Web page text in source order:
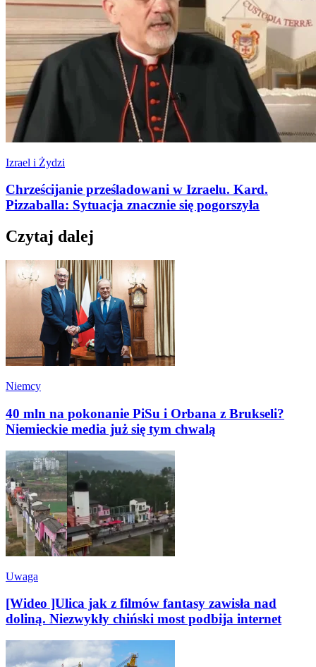
Izrael i Żydzi
Chrześcijanie prześladowani w Izraelu. Kard.
Pizzaballa: Sytuacja znacznie się pogorszyła
Czytaj dalej
Niemcy
40 mln na pokonanie PiSu i Orbana z Brukseli?
Niemieckie media już się tym chwalą
Uwaga
[Wideo ]Ulica jak z filmów fantasy zawisła nad
doliną. Niezwykły chiński most podbija internet